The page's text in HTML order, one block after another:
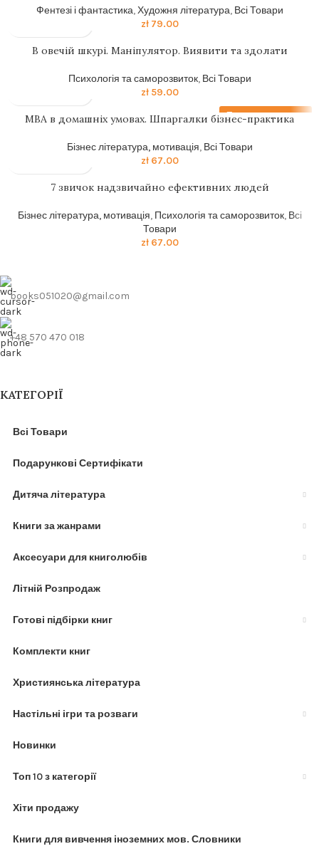
Фентезі і фантастика,Художня література, Всі Товари
zł79.00
В овечій шкурі. Маніпулятор. Виявити та здолати
Психологія та саморозвиток, Всі Товари
zł59.00
Передзамовлення
MBA в домашніх умовах. Шпаргалки бізнес-практика
Бізнес література, мотивація, Всі Товари
zł67.00
7 звичок надзвичайно ефективних людей
Бізнес література, мотивація, Психологія та саморозвиток, Всі
Товари
zł67.00
books051020@gmail.com
+48 570 470 018
КАТЕГОРІЇ
Всі Товари
Подарункові Сертифікати
Дитяча література
Книги за жанрами
Аксесуари для книголюбів
Літній Розпродаж
Готові підбірки книг
Комплекти книг
Християнська література
Настільні ігри та розваги
Новинки
Топ 10 з категорії
Хіти продажу
Книги для вивчення іноземних мов. Словники